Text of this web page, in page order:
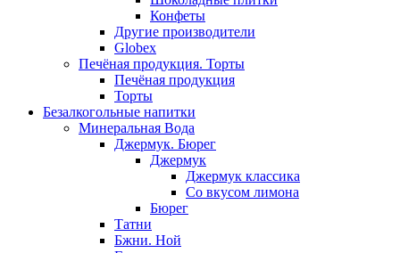
Конфеты
Другие производители
Globex
Печёная продукция. Торты
Печёная продукция
Торты
Безалкогольные напитки
Минеральная Вода
Джермук. Бюрег
Джермук
Джермук классика
Со вкусом лимона
Бюрег
Татни
Бжни. Ной